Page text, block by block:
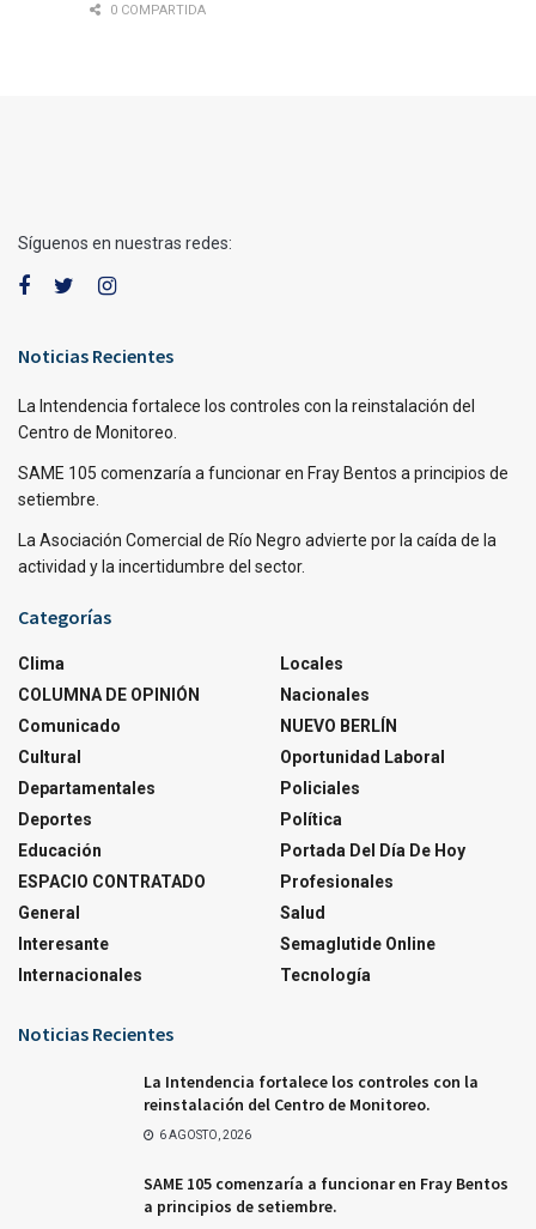
0 COMPARTIDA
Síguenos en nuestras redes:
Noticias Recientes
La Intendencia fortalece los controles con la reinstalación del
Centro de Monitoreo.
SAME 105 comenzaría a funcionar en Fray Bentos a principios de
setiembre.
La Asociación Comercial de Río Negro advierte por la caída de la
actividad y la incertidumbre del sector.
Categorías
Clima
COLUMNA DE OPINIÓN
Comunicado
Cultural
Departamentales
Deportes
Educación
ESPACIO CONTRATADO
General
Interesante
Internacionales
Locales
Nacionales
NUEVO BERLÍN
Oportunidad Laboral
Policiales
Política
Portada Del Día De Hoy
Profesionales
Salud
Semaglutide Online
Tecnología
Noticias Recientes
La Intendencia fortalece los controles con la
reinstalación del Centro de Monitoreo.
6 AGOSTO, 2026
SAME 105 comenzaría a funcionar en Fray Bentos
a principios de setiembre.